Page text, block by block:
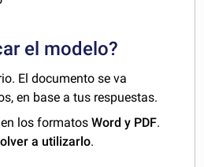
el modelo?
El documento se va
en base a tus respuestas.
en los formatosWord y PDF.
a utilizarlo.